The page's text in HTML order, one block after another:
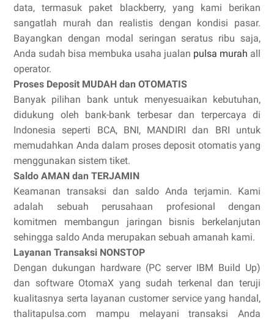
data, termasuk paket blackberry, yang kami berikan
sangatlah murah dan realistis dengan kondisi pasar.
Bayangkan dengan modal seringan seratus ribu saja,
Anda sudah bisa membuka usaha jualan pulsa murah all
operator.
Proses Deposit MUDAH dan OTOMATIS
Banyak pilihan bank untuk menyesuaikan kebutuhan,
didukung oleh bank-bank terbesar dan terpercaya di
Indonesia seperti BCA, BNI, MANDIRI dan BRI untuk
memudahkan Anda dalam proses deposit otomatis yang
menggunakan sistem tiket.
Saldo AMAN dan TERJAMIN
Keamanan transaksi dan saldo Anda terjamin. Kami
adalah sebuah perusahaan profesional dengan
komitmen membangun jaringan bisnis berkelanjutan
sehingga saldo Anda merupakan sebuah amanah kami.
Layanan Transaksi NONSTOP
Dengan dukungan hardware (PC server IBM Build Up)
dan software OtomaX yang sudah terkenal dan teruji
kualitasnya serta layanan customer service yang handal,
thalitapulsa.com mampu melayani transaksi Anda